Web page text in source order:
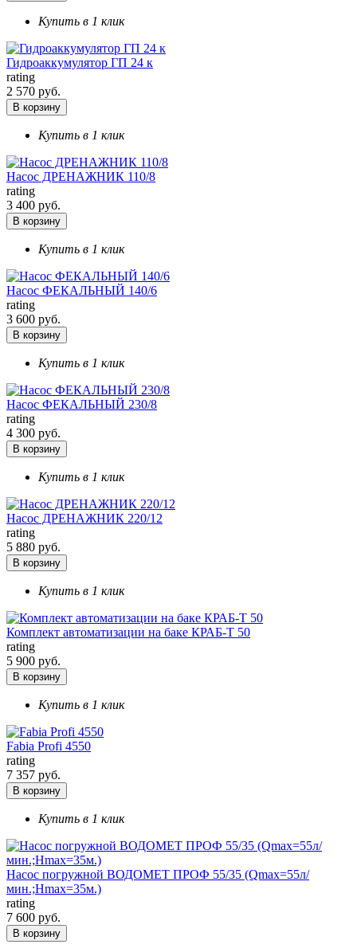
Купить в 1 клик
Гидроаккумулятор ГП 24 к
rating
2 570 руб.
В корзину
Купить в 1 клик
Насос ДРЕНАЖНИК 110/8
rating
3 400 руб.
В корзину
Купить в 1 клик
Насос ФЕКАЛЬНЫЙ 140/6
rating
3 600 руб.
В корзину
Купить в 1 клик
Насос ФЕКАЛЬНЫЙ 230/8
rating
4 300 руб.
В корзину
Купить в 1 клик
Насос ДРЕНАЖНИК 220/12
rating
5 880 руб.
В корзину
Купить в 1 клик
Комплект автоматизации на баке КРАБ-Т 50
rating
5 900 руб.
В корзину
Купить в 1 клик
Fabia Profi 4550
rating
7 357 руб.
В корзину
Купить в 1 клик
Насос погружной ВОДОМЕТ ПРОФ 55/35 (Qmax=55л/
мин.;Hmax=35м.)
rating
7 600 руб.
В корзину